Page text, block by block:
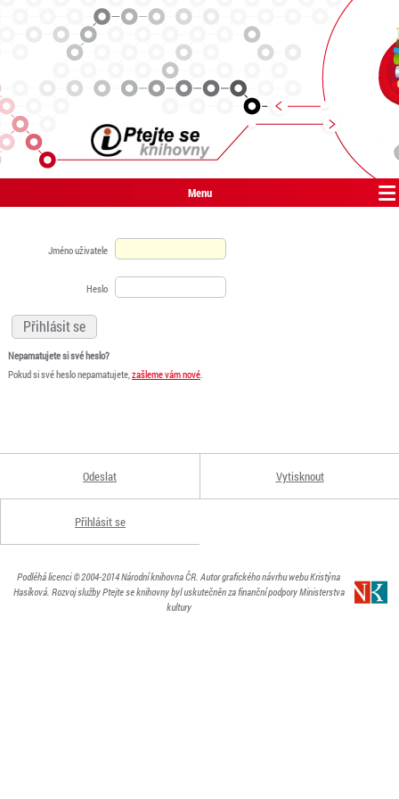
Menu
Jméno uživatele
Heslo
Nepamatujete si své heslo?
Pokud si své heslo nepamatujete,zašleme vám nové.
Odeslat Vytisknout
Přihlásit se
Podléhá licenci© 2004-2014Národní knihovna ČR. Autor grafického návrhu webu Kristýna
Hasíková. Rozvoj služby Ptejte se knihovny byl uskutečněn za finanční podpory Ministerstva
kultury